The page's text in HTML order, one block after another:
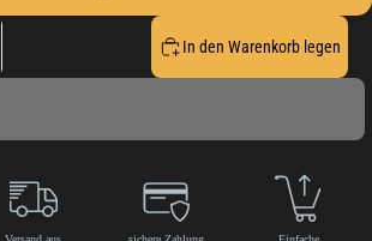
In den Warenkorb legen